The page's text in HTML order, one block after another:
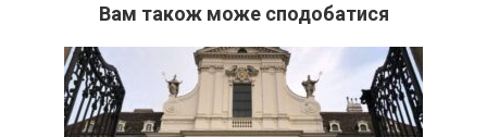
Вам також може сподобатися